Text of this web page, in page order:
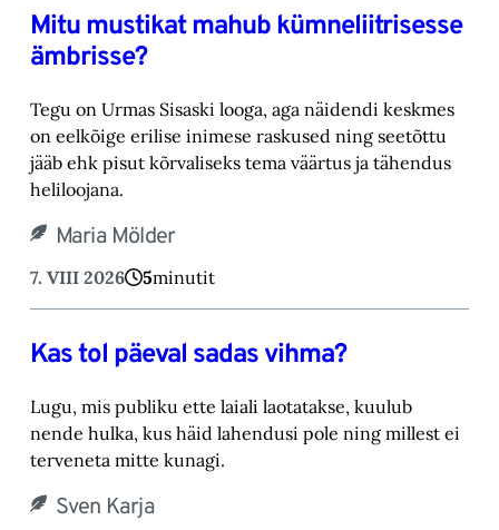
Mitu mustikat mahub kümneliitrisesse
ämbrisse?
Tegu on Urmas Sisaski looga, aga näidendi keskmes
on eelkõige erilise inimese raskused ning ‎seetõttu
jääb ehk pisut kõrvaliseks tema väärtus ja tähendus
heliloojana.‎
Maria Mölder
7. VIII 2026 5minutit
Kas tol päeval sadas vihma?
Lugu, mis publiku ette laiali laotatakse, kuulub
nende hulka, kus häid lahendusi pole ning millest ei
terveneta mitte kunagi.
Sven Karja